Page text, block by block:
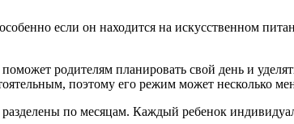
если он находится на искусственном
родителям планировать свой день и
поэтому его режим может несколько
по месяцам. Каждый ребенок